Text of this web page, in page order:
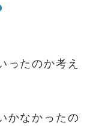
ったのか考え
かなかったの